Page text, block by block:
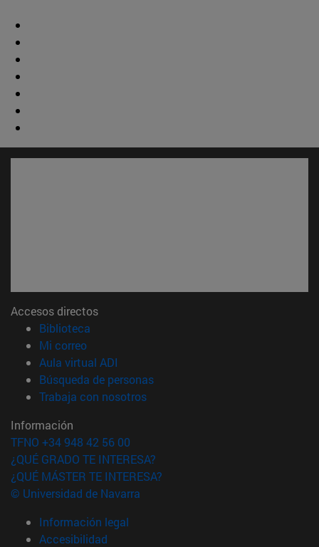
Accesos directos
Biblioteca
Mi correo(abre en nueva ventana)
Aula virtual ADI
Búsqueda de personas(abre en nueva ventana)
Trabaja con nosotros(abre en nueva ventana)
Información
TFNO +34 948 42 56 00
¿QUÉ GRADO TE INTERESA?
¿QUÉ MÁSTER TE INTERESA?
© Universidad de Navarra
Información legal
Accesibilidad